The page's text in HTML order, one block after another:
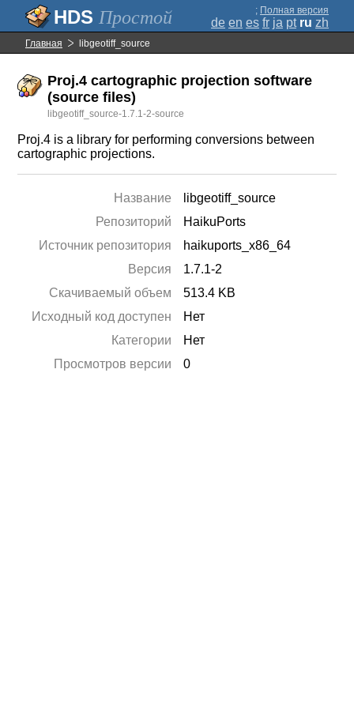
Простой ; Полная версия
de en es fr ja pt ru zh
Главная libgeotiff_source
Proj.4 cartographic projection software
(source files)
libgeotiff_source-1.7.1-2-source
Proj.4 is a library for performing conversions between
cartographic projections.
Название
libgeotiff_source
Репозиторий
HaikuPorts
Источник репозитория
haikuports_x86_64
Версия
1.7.1-2
Скачиваемый объем
513.4 KB
Исходный код доступен
Нет
Категории
Нет
Просмотров версии
0